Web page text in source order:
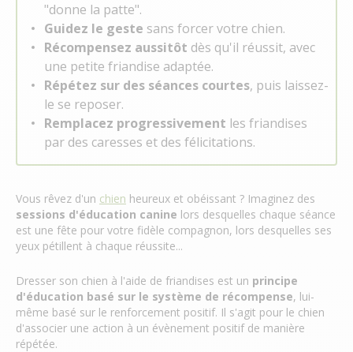
"donne la patte".
Guidez le geste sans forcer votre chien.
Récompensez aussitôt dès qu'il réussit, avec
une petite friandise adaptée.
Répétez sur des séances courtes, puis laissez-
le se reposer.
Remplacez progressivement les friandises
par des caresses et des félicitations.
Vous rêvez d'un chien heureux et obéissant ? Imaginez des
sessions d'éducation canine lors desquelles chaque séance
est une fête pour votre fidèle compagnon, lors desquelles ses
yeux pétillent à chaque réussite...
Dresser son chien à l'aide de friandises est un principe
d'éducation basé sur le système de récompense, lui-
même basé sur le renforcement positif. Il s'agit pour le chien
d'associer une action à un évènement positif de manière
répétée.